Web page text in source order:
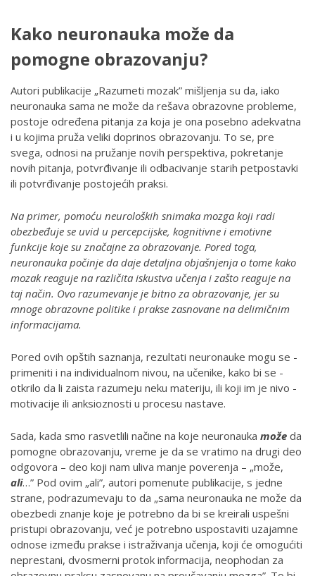
Kako neuronauka može da
pomogne obrazovanju?
Autori publikacije „Razumeti mozak” mišljenja su da, iako
neuronauka sama ne može da rešava obrazovne probleme,
postoje određena pitanja za koja je ona posebno adekvatna
i u kojima pruža veliki doprinos obrazovanju. To se, pre
svega, odnosi na pružanje novih perspektiva, pokretanje
novih pitanja, potvrđivanje ili odbacivanje starih petpostavki
ili potvrđivanje postojećih praksi.
Na primer, pomoću neuroloških snimaka mozga koji radi
obezbeđuje se uvid u percepcijske, kognitivne i emotivne
funkcije koje su značajne za obrazovanje. Pored toga,
neuronauka počinje da daje detaljna objašnjenja o tome kako
mozak reaguje na različita iskustva učenja i zašto reaguje na
taj način. Ovo razumevanje je bitno za obrazovanje, jer su
mnoge obrazovne politike i prakse zasnovane na delimičnim
informacijama.
Pored ovi­h opštih saz­nanja,­ r­ez­ultati neu­ro­na­uk­e ­mogu s­e ­
primeni­ti ­i na individualnom nivou, na učenike, k­ako b­i ­se ­
otkrilo ­da li zaist­a raz­um­ej­u ­neku mater­ij­u,­ il­i koji i­m je­ nivo ­
mot­ivac­ije ili anks­io­znosti u procesu nastave.
Sada, kada smo rasvetlili načine na koje neuronauka može da
pomogne obrazovanju, vreme je da se vratimo na drugi deo
odgovora – deo koji nam uliva manje poverenja – „može,
ali…” Pod ovim „ali”, autori pomenute publikacije, s jedne
strane, podrazumevaju to da „sa­ma ne­u­ro­na­u­ka ne mo­že da
obez­be­di zna­nje ko­je je po­treb­no da bi se kre­i­ra­li uspe­šni
pri­stu­pi obra­zo­va­nju, već je potrebno us­po­sta­vi­ti uzajamne
od­no­se iz­me­đu prak­se i is­tra­ži­va­nja uče­nja, koji će omogućiti
neprestani, dvosmerni protok informacija, neophodan za